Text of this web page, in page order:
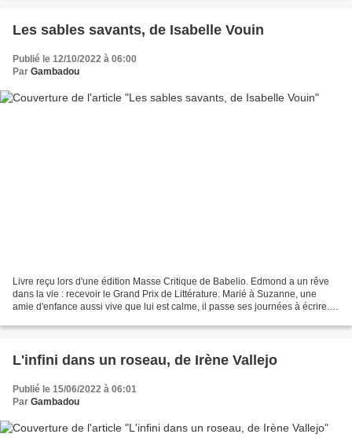
Les sables savants, de Isabelle Vouin
Publié le 12/10/2022 à 06:00
Par Gambadou
Livre reçu lors d'une édition Masse Critique de Babelio. Edmond a un rêve
dans la vie : recevoir le Grand Prix de Littérature. Marié à Suzanne, une
amie d'enfance aussi vive que lui est calme, il passe ses journées à écrire.
L'infini dans un roseau, de Irène Vallejo
Publié le 15/06/2022 à 06:01
Par Gambadou